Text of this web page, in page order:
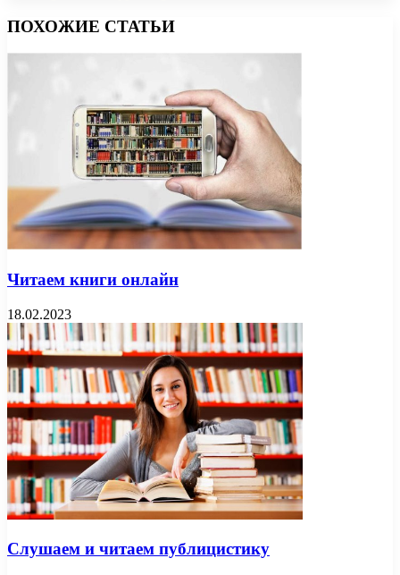
ПОХОЖИЕ СТАТЬИ
Читаем книги онлайн
18.02.2023
Слушаем и читаем публицистику